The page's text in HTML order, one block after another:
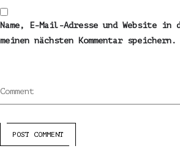
Name, E-Mail-Adresse und Website in
meinen nächsten Kommentar speichern.
Comment
POST COMMENT